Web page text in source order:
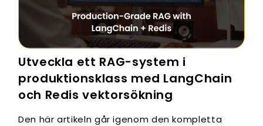
Utveckla ett RAG-system i
produktionsklass med LangChain
och Redis vektorsökning
Den här artikeln går igenom den kompletta